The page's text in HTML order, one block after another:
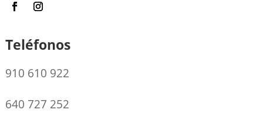
Teléfonos
910 610 922
640 727 252